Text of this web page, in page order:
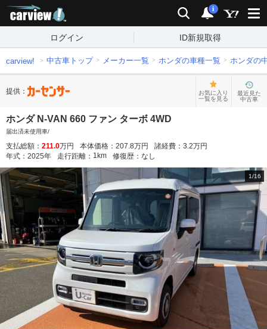
検索 通知
i
ログイン ID新規取得
carview! 中古車トップ メーカー一覧 ホンダの車種一覧 ホンダの
提供：
お気に入り
一覧を見る
最近見た
中古車
ホンダ N-VAN 660 ファン ターボ 4WD
届出済未使用車/
支払総額： 211.0万円 本体価格： 207.8万円 諸経費： 3.2万円
年式： 2025年 走行距離： 1 km 修復歴： なし
1/16